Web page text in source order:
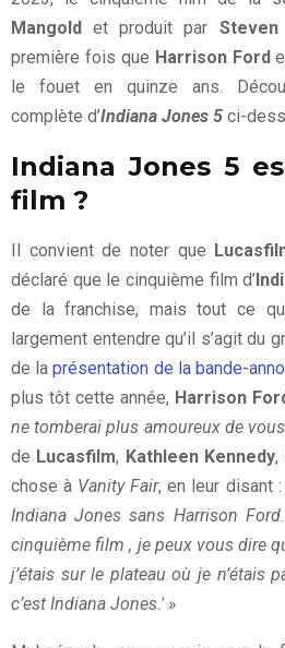
Mangold
et produit par Steven
première fois que Harrison Ford
le fouet en quinze ans.
complète d’Indiana Jones 5 ci-
Indiana Jones 5
film ?
Il convient de noter que
déclaré que le cinquième film d’
de la franchise, mais tout ce
largement entendre qu’il s’agit du
de laprésentation de la bande-
plus tôt cette année, Harrison
ne tomberai plus amoureux de
de Lucasfilm, Kathleen Kennedy,
chose à Vanity Fair, en leur disant :
Indiana Jones sans Harrison
cinquième film , je peux vous dire
j’étais sur le plateau où je n’étais
c’est Indiana Jones.' »